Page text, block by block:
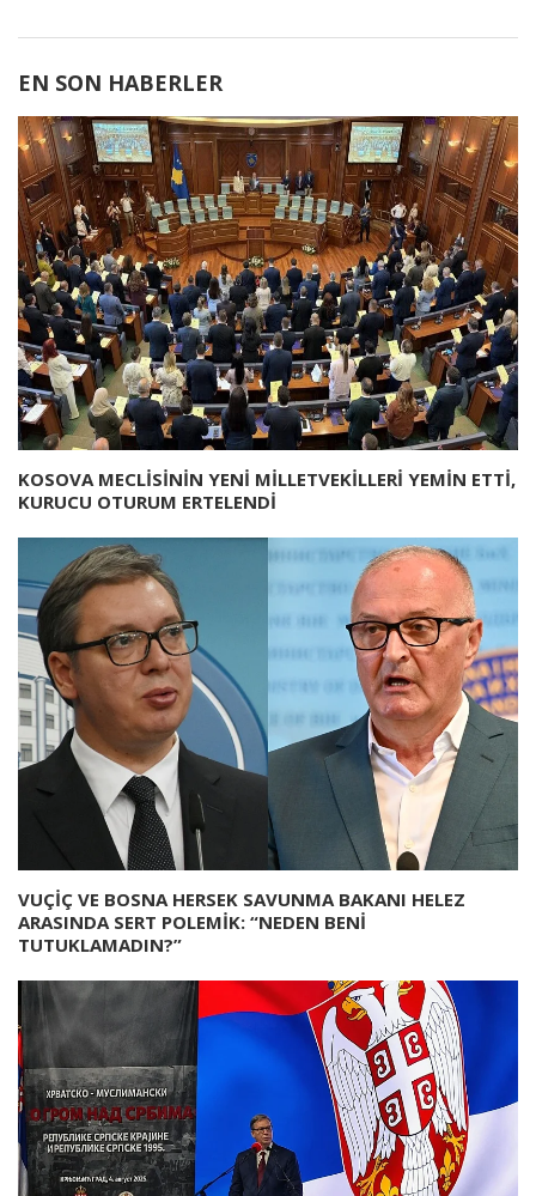
EN SON HABERLER
KOSOVA MECLİSİNİN YENİ MİLLETVEKİLLERİ YEMİN ETTİ,
KURUCU OTURUM ERTELENDİ
VUÇİÇ VE BOSNA HERSEK SAVUNMA BAKANI HELEZ
ARASINDA SERT POLEMİK: “NEDEN BENİ
TUTUKLAMADIN?”